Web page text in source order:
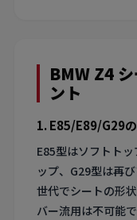
BMW Z4
ント
1. E85/E89/G29
E85型はソフトト
ップ、G29型は再
世代でシートの形
バー流用は不可能で